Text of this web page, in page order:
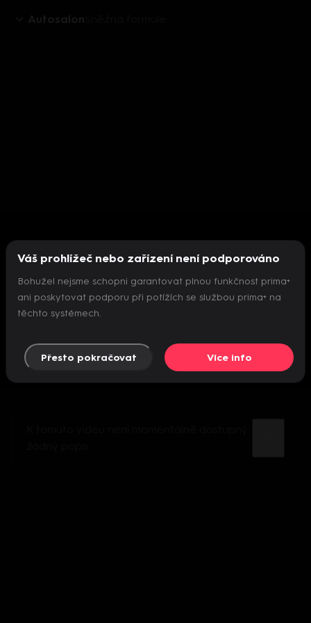
Autosalon
Nepodařilo se inicializovat přehrávač
Váš prohlížeč nebo zařízení není podporováno
Bohužel nejsme schopni garantovat plnou funkčnost prima+
ani poskytovat podporu při potížích se službou prima+ na
těchto systémech.
Přesto pokračovat Více info